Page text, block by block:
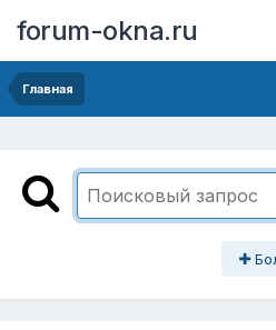
forum-okna.ru
Главная